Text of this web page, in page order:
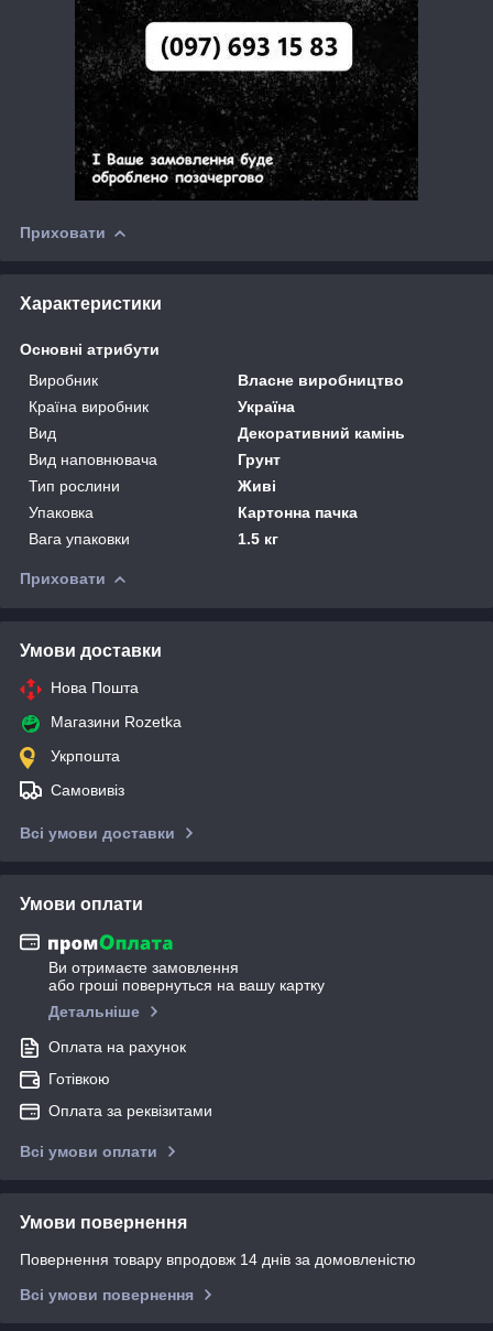
Приховати
Характеристики
Основні атрибути
Виробник
Власне виробництво
Країна виробник
Україна
Вид
Декоративний камінь
Вид наповнювача
Грунт
Тип рослини
Живі
Упаковка
Картонна пачка
Вага упаковки
1.5 кг
Приховати
Умови доставки
Нова Пошта
Магазини Rozetka
Укрпошта
Самовивіз
Всі умови доставки
Умови оплати
Ви отримаєте замовлення
або гроші повернуться на вашу картку
Детальніше
Оплата на рахунок
Готівкою
Оплата за реквізитами
Всі умови оплати
Умови повернення
Повернення товару впродовж 14 днів за домовленістю
Всі умови повернення